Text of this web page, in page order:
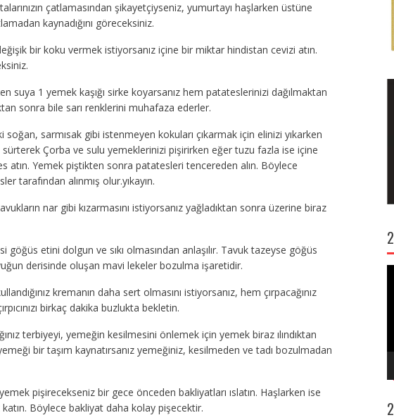
çatlamasından şikayetçiyseniz, yumurtayı haşlarken üstüne
kaynadığını göreceksiniz.
bir koku vermek istiyorsanız içine bir miktar hindistan cevizi atın.
suya 1 yemek kaşığı sirke koyarsanız hem patateslerinizi dağılmaktan
sonra bile sarı renklerini muhafaza ederler.
soğan, sarmısak gibi istenmeyen kokuları çıkarmak için elinizi yıkarken
Çorba ve sulu yemeklerinizi pişirirken eğer tuzu fazla ise içine
atın. Yemek piştikten sonra patatesleri tencereden alın. Böylece
tarafından alınmış olur.yıkayın.
nar gibi kızarmasını istiyorsanız yağladıktan sonra üzerine biraz
göğüs etini dolgun ve sıkı olmasından anlaşılır. Tavuk tazeyse göğüs
derisinde oluşan mavi lekeler bozulma işaretidir.
kremanın daha sert olmasını istiyorsanız, hem çırpacağınız
birkaç dakika buzlukta bekletin.
terbiyeyi, yemeğin kesilmesini önlemek için yemek biraz ılındıktan
bir taşım kaynatırsanız yemeğiniz, kesilmeden ve tadı bozulmadan
pişirecekseniz bir gece önceden bakliyatları ıslatın. Haşlarken ise
Böylece bakliyat daha kolay pişecektir.